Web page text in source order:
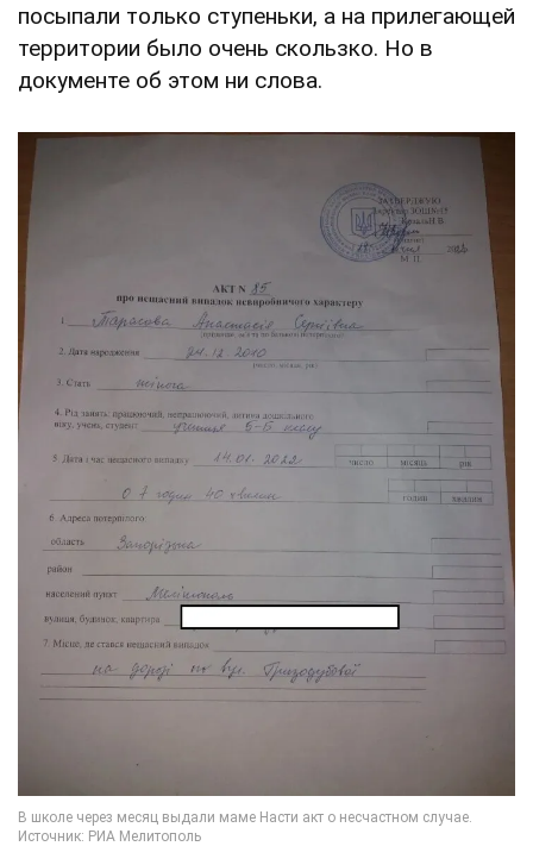
посыпали только ступеньки, а на прилегающей
территории было очень скользко. Но в
документе об этом ни слова.